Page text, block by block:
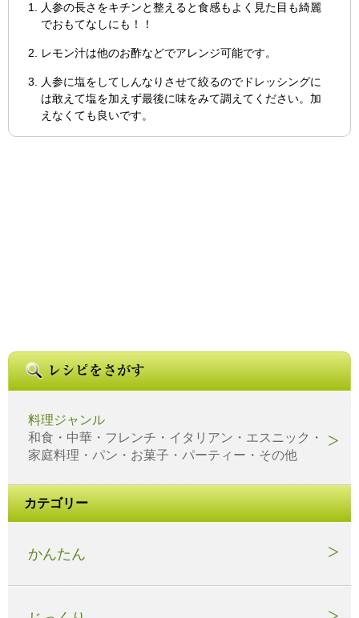
人参の長さをキチンと整えると食感もよく見た目も綺麗
でおもてなしにも！！
レモン汁は他のお酢などでアレンジ可能です。
人参に塩をしてしんなりさせて絞るのでドレッシングに
は敢えて塩を加えず最後に味をみて調えてください。加
えなくても良いです。
料理ジャンル
和食・中華・フレンチ・イタリアン・エスニック・
家庭料理・パン・お菓子・パーティー・その他
カテゴリー
かんたん